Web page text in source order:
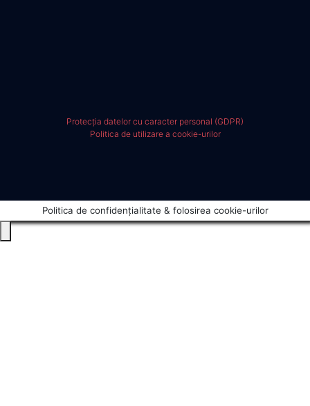
Protecția datelor cu caracter personal (GDPR)
Politica de utilizare a cookie-urilor
Politica de confidențialitate & folosirea cookie-urilor